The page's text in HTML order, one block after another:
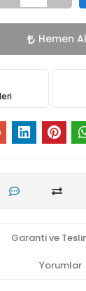
Hemen Al
Garanti ve
Yorumlar